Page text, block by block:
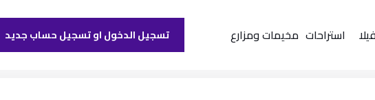
فيلا استراحات مخيمات ومزارع تسجيل الدخول او تسجيل حساب جديد